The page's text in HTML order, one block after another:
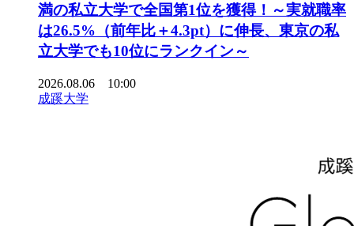
満の私立大学で全国第1位を獲得！～実就職率
は26.5%（前年比＋4.3pt）に伸長、東京の私
立大学でも10位にランクイン～
2026.08.06 10:00
成蹊大学